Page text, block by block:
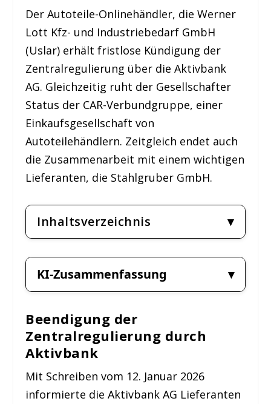
Der Autoteile-Onlinehändler, die Werner
Lott Kfz- und Industriebedarf GmbH
(Uslar) erhält fristlose Kündigung der
Zentralregulierung über die Aktivbank
AG. Gleichzeitig ruht der Gesellschafter
Status der CAR-Verbundgruppe, einer
Einkaufsgesellschaft von
Autoteilehändlern. Zeitgleich endet auch
die Zusammenarbeit mit einem wichtigen
Lieferanten, die Stahlgruber GmbH.
Inhaltsverzeichnis
KI-Zusammenfassung
Beendigung der
Zentralregulierung durch
Aktivbank
Mit Schreiben vom 12. Januar 2026
informierte die Aktivbank AG Lieferanten